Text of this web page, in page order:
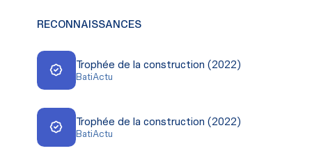
RECONNAISSANCES
Trophée de la construction (2022)
BatiActu
Trophée de la construction (2022)
BatiActu